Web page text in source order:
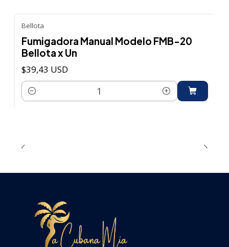
Bellota
Fumigadora Manual Modelo FMB-20
Bellota x Un
$39,43 USD
Cantidad